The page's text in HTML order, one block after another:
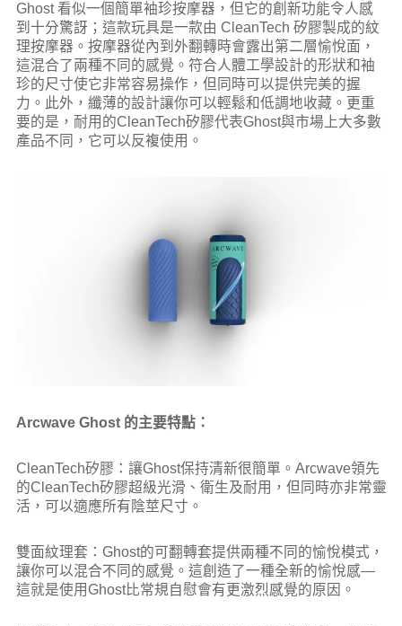
Ghost 看似一個簡單袖珍按摩器，但它的創新功能令人感
到十分驚訝；這款玩具是一款由 CleanTech 矽膠製成的紋
理按摩器。按摩器從內到外翻轉時會露出第二層愉悅面，
這混合了兩種不同的感覺。符合人體工學設計的形狀和袖
珍的尺寸使它非常容易操作，但同時可以提供完美的握
力。此外，纖薄的設計讓你可以輕鬆和低調地收藏。更重
要的是，耐用的CleanTech矽膠代表Ghost與市場上大多數
產品不同，它可以反複使用。
Arcwave Ghost 的主要特點：
CleanTech矽膠：讓Ghost保持清新很簡單。Arcwave領先
的CleanTech矽膠超級光滑、衛生及耐用，但同時亦非常靈
活，可以適應所有陰莖尺寸。
雙面紋理套：Ghost的可翻轉套提供兩種不同的愉悅模式，
讓你可以混合不同的感覺。這創造了一種全新的愉悅感—
這就是使用Ghost比常規自慰會有更激烈感覺的原因。